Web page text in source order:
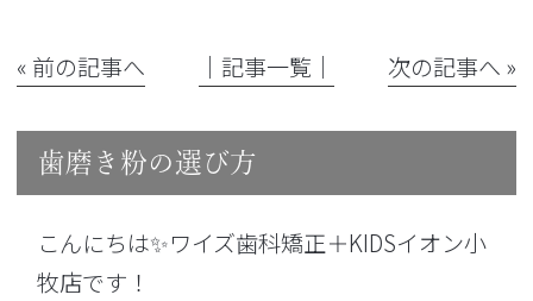
« 前の記事へ │記事一覧│ 次の記事へ »
歯磨き粉の選び方
こんにちは✨ワイズ歯科矯正＋KIDSイオン小
牧店です！